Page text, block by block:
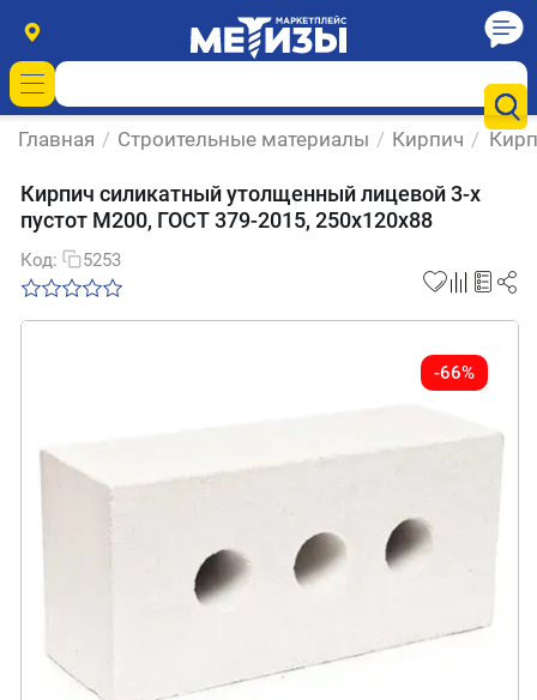
Главная / Строительные материалы / Кирпич /
Кирпич силикатный утолщенный лицевой 3-х
пустот М200, ГОСТ 379-2015, 250x120x88
Код: 5253
-66%